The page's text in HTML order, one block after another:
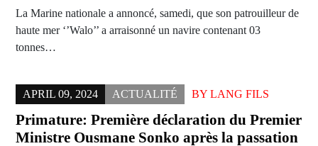
La Marine nationale a annoncé, samedi, que son patrouilleur de
haute mer ‘’Walo’’ a arraisonné un navire contenant 03
tonnes…
APRIL 09, 2024 ACTUALITÉ BY LANG FILS
Primature: Première déclaration du Premier
Ministre Ousmane Sonko après la passation